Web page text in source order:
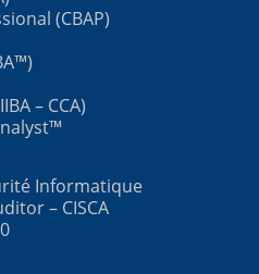
(CBAP)
– CCA)
Informatique
– CISCA